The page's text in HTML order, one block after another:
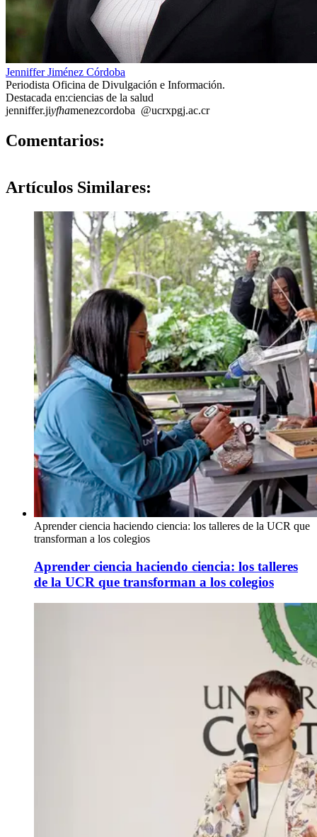
Jenniffer Jiménez Córdoba
Periodista Oficina de Divulgación e Información.
Destacada en:ciencias de la salud
jenniffer.jiyfhamenezcordoba @ucrxpgj.ac.cr
Comentarios:
Artículos Similares:
Aprender ciencia haciendo ciencia: los talleres de la UCR que
transforman a los colegios
Aprender ciencia haciendo ciencia: los talleres
de la UCR que transforman a los colegios